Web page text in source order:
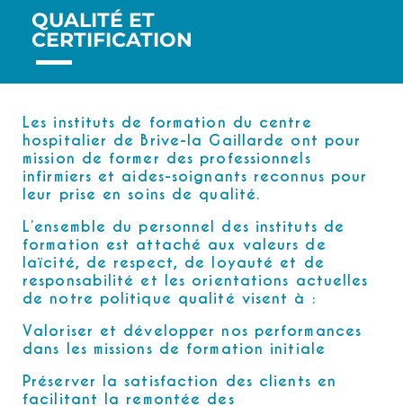
QUALITÉ ET
CERTIFICATION
Les instituts de formation du centre
hospitalier de Brive-la Gaillarde ont pour
mission de former des professionnels
infirmiers et aides-soignants reconnus pour
leur prise en soins de qualité.
L’ensemble du personnel des instituts de
formation est attaché aux valeurs de
laïcité, de respect, de loyauté et de
responsabilité et les orientations actuelles
de notre politique qualité visent à :
Valoriser et développer nos performances
dans les missions de formation initiale
Préserver la satisfaction des clients en
facilitant la remontée des